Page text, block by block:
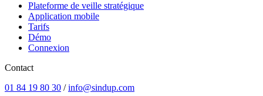
Plateforme de veille stratégique
Application mobile
Tarifs
Démo
Connexion
Contact
01 84 19 80 30 /info@sindup.com